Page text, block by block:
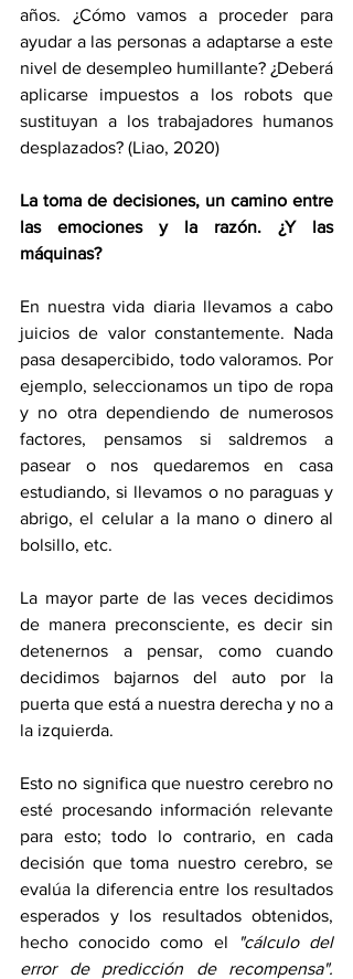
años. ¿Cómo vamos a proceder para
ayudar a las personas a adaptarse a este
nivel de desempleo humillante? ¿Deberá
aplicarse impuestos a los robots que
sustituyan a los trabajadores humanos
desplazados? (Liao, 2020)
La toma de decisiones, un camino entre
las emociones y la razón. ¿Y las
máquinas?
En nuestra vida diaria llevamos a cabo
juicios de valor constantemente. Nada
pasa desapercibido, todo valoramos. Por
ejemplo, seleccionamos un tipo de ropa
y no otra dependiendo de numerosos
factores, pensamos si saldremos a
pasear o nos quedaremos en casa
estudiando, si llevamos o no paraguas y
abrigo, el celular a la mano o dinero al
bolsillo, etc.
La mayor parte de las veces decidimos
de manera preconsciente, es decir sin
detenernos a pensar, como cuando
decidimos bajarnos del auto por la
puerta que está a nuestra derecha y no a
la izquierda.
Esto no significa que nuestro cerebro no
esté procesando información relevante
para esto; todo lo contrario, en cada
decisión que toma nuestro cerebro, se
evalúa la diferencia entre los resultados
esperados y los resultados obtenidos,
hecho conocido como el
"cálculo del
error de predicción de recompensa".